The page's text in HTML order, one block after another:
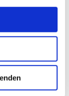
drehen.
c3-
20-